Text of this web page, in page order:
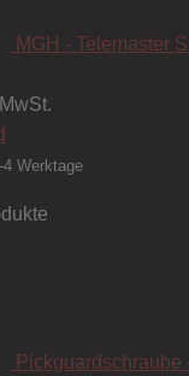
MGH - Telemaster
Werktage
Pickguardschraube